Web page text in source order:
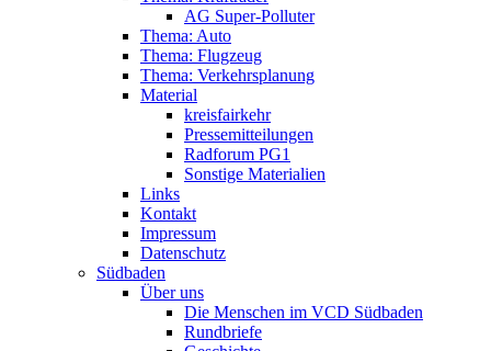
AG Super-Polluter
Thema: Auto
Thema: Flugzeug
Thema: Verkehrsplanung
Material
kreisfairkehr
Pressemitteilungen
Radforum PG1
Sonstige Materialien
Links
Kontakt
Impressum
Datenschutz
Südbaden
Über uns
Die Menschen im VCD Südbaden
Rundbriefe